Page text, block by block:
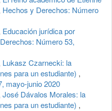
Hechos y Derechos: Número
Educación jurídica por
Número 53,
Lukasz Czarnecki: la
para un estudiante) ,
mayo-junio 2020
José Dávalos Morales: la
para un estudiante) ,